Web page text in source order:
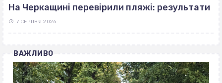
На Черкащині перевірили пляжі: результати
7 СЕРПНЯ 2026
ВАЖЛИВО